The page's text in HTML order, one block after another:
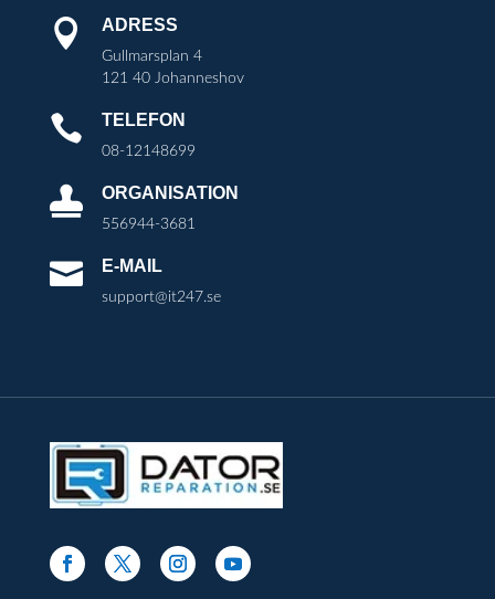
 ADRESS
Gullmarsplan 4
121 40 Johanneshov
 TELEFON
08-12148699
 ORGANISATION
556944-3681
 E-MAIL
support@it247.se